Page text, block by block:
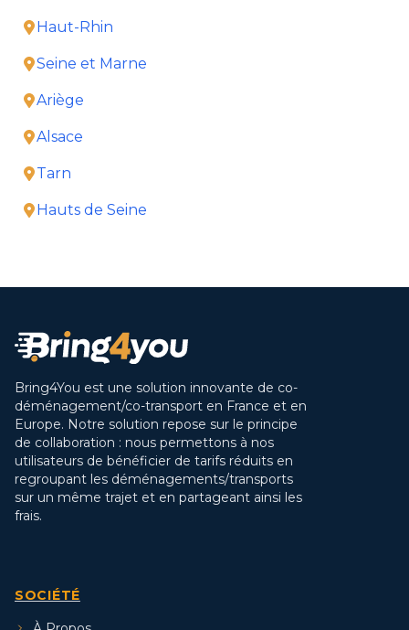
Haut-Rhin
Seine et Marne
Ariège
Alsace
Tarn
Hauts de Seine
Bring4You est une solution innovante de co-
déménagement/co-transport en France et en
Europe. Notre solution repose sur le principe
de collaboration : nous permettons à nos
utilisateurs de bénéficier de tarifs réduits en
regroupant les déménagements/transports
sur un même trajet et en partageant ainsi les
frais.
SOCIÉTÉ